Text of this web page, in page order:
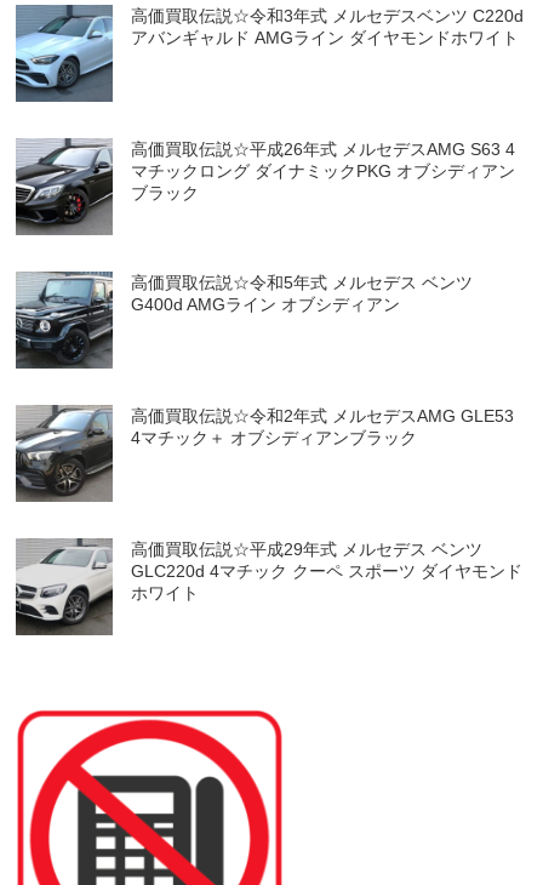
高価買取伝説☆令和3年式 メルセデスベンツ C220d
アバンギャルド AMGライン ダイヤモンドホワイト
高価買取伝説☆平成26年式 メルセデスAMG S63 4
マチックロング ダイナミックPKG オブシディアン
ブラック
高価買取伝説☆令和5年式 メルセデス ベンツ
G400d AMGライン オブシディアン
高価買取伝説☆令和2年式 メルセデスAMG GLE53
4マチック＋ オブシディアンブラック
高価買取伝説☆平成29年式 メルセデス ベンツ
GLC220d 4マチック クーペ スポーツ ダイヤモンド
ホワイト